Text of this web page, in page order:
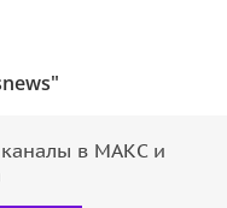
в МАКС и